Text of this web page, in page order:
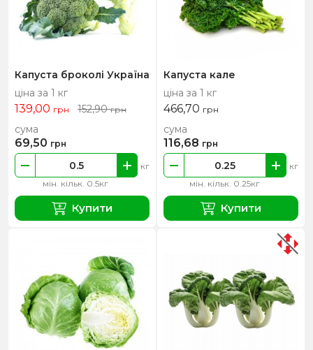
Капуста броколі Україна
ціна за 1 кг
139,00 грн 152,90грн
мін. кільк. 0.5кг
кг
сума
69,50 грн
Купити
Капуста кале
ціна за 1 кг
466,70 грн
мін. кільк. 0.25кг
кг
сума
116,68 грн
Купити